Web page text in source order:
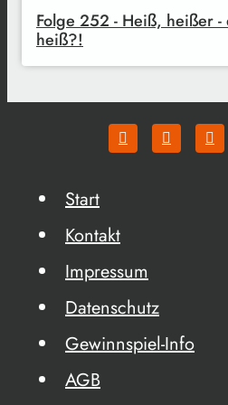
Folge 252 - Heiß, heißer
heiß?!
Start
Kontakt
Impressum
Datenschutz
Gewinnspiel-Info
AGB